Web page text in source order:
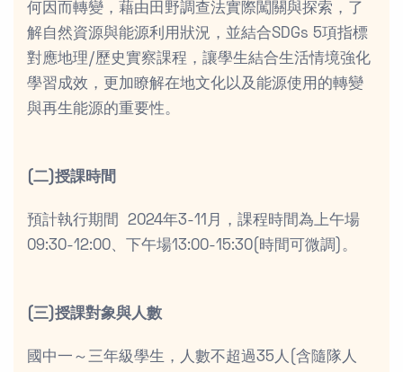
何因而轉變，藉由田野調查法實際闖關與探索，了
解自然資源與能源利用狀況，並結合SDGs 5項指標
對應地理/歷史實察課程，讓學生結合生活情境強化
學習成效，更加瞭解在地文化以及能源使用的轉變
與再生能源的重要性。
(二)授課時間
預計執行期間 2024年3-11月，課程時間為上午場
09:30-12:00、下午場13:00-15:30(時間可微調)。
(三)授課對象與人數
國中一～三年級學生，人數不超過35人(含隨隊人